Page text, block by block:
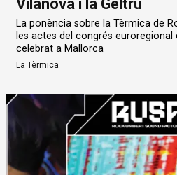
Vilanova i la Geltrú
La ponència sobre la Tèrmica de
les actes del congrés euroregional
celebrat a Mallorca
La Tèrmica